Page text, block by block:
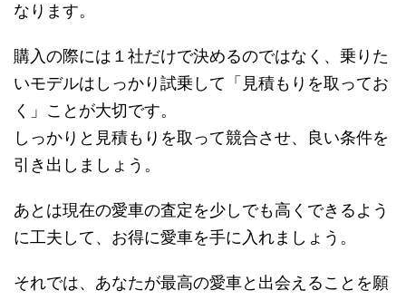
なります。
購入の際には１社だけで決めるのではなく、乗りた
いモデルはしっかり試乗して「見積もりを取ってお
く」ことが大切です。
しっかりと見積もりを取って競合させ、良い条件を
引き出しましょう。
あとは現在の愛車の査定を少しでも高くできるよう
に工夫して、お得に愛車を手に入れましょう。
それでは、あなたが最高の愛車と出会えることを願